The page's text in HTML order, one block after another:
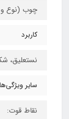
چوب (نوع
کاربرد
نستعلیق،
سایر ویژگی‌ها
نقاط قوت: